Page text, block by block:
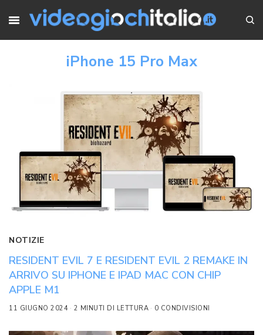
iPhone 15 Pro Max
NOTIZIE
RESIDENT EVIL 7 E RESIDENT EVIL 2 REMAKE IN
ARRIVO SU IPHONE E IPAD MAC CON CHIP
APPLE M1
11 GIUGNO 2024 2 MINUTI DI LETTURA 0 CONDIVISIONI